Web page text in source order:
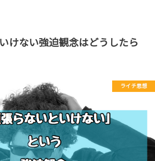
けない強迫観念はどうしたら
ライチ思想